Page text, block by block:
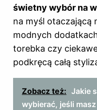
świetny wybór na
na myśl otaczającą
modnych
torebka czy
podkręcą całą
Zobacz też: Jakie
wybierać, jeśli masz